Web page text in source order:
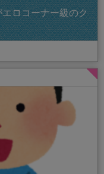
ロコーナー級のク